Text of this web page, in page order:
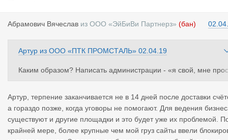
Абрамович Вячеслав из ООО «ЭйБиВи Партнерз» (бан)
Артур из ООО «ПТК ПРОМСТАЛЬ» 02.04.19
Каким образом? Написать администрации - «я свой, мне прос
ывать??? Не смешите меня.
Артур, терпение заканчивается не в 14 дней после доставки
а гораздо позже, когда уговоры не помогают. Для ведения
существуют и другие площадки и это будет уже их проблемой.
крайней мере, более крупные чем мой груз сайты ввели